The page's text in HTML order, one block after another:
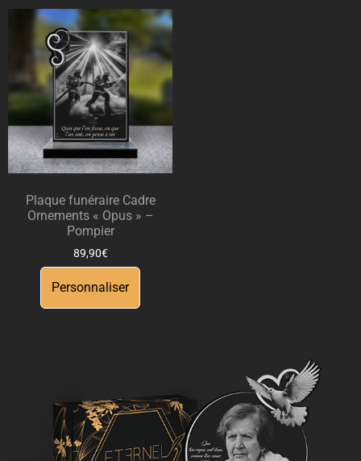
Plaque funéraire Cadre
Ornements « Opus » –
Pompier
89,90€
Personnaliser